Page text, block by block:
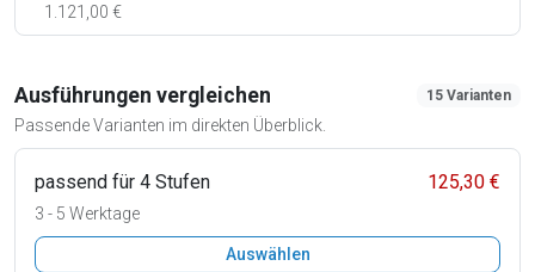
1.121,00 €
Ausführungen vergleichen
Passende Varianten im direkten Überblick.
15 Varianten
passend für 4 Stufen 125,30 €
3 - 5 Werktage
Auswählen